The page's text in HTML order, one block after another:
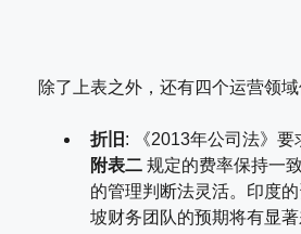
除了上表之外，还有四个运营领域
折旧 : 《2013年公司法》
附表二 规定的费率保持一
的管理判断法灵活。印度
坡财务团队的预期将有显著